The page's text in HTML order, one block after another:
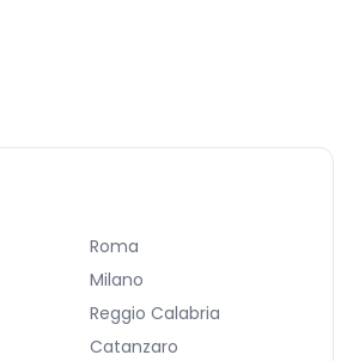
Roma
Milano
Reggio Calabria
Catanzaro